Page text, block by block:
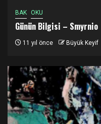
BAK OKU
Günün Bilgisi – Smyrnio
11 yıl önce Büyük Keyif